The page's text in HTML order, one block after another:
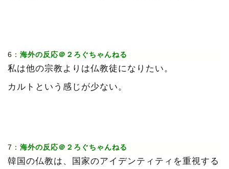
6： 海外の反応＠２ろぐちゃんねる
私は他の宗教よりは仏教徒になりたい。
カルトという感じが少ない。
7： 海外の反応＠２ろぐちゃんねる
韓国の仏教は、国家のアイデンティティを重視する